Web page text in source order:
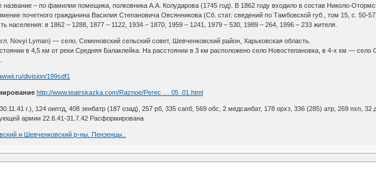
название – по фамилии помещика, полковника А.А. Колударова (1745 год). В 1862 году входило в состав Николо-
почетного гражданина Василия Степановича Овсянникова (Сб. стат. сведений по Тамбовской губ., том 15, с. 50-
населения: в 1862 – 1288, 1877 – 1122, 1934 – 1870, 1959 – 1241, 1979 – 530, 1989 – 264, 1996 – 233 жителя.
Novyi Lyman) — село, Семеновский сельский совет, Шевченковский район, Харьковская область.
в 4,5 км от реки Средняя Балаклейка. На расстоянии в 3 км расположено село Новостепановка, в 4-х км — село
division/199sdf1
http://www.teatrskazka.com/Raznoe/Perec … 05_01.html
г.), 124 оиптд, 408 зенбатр (187 озад), 257 рб, 335 сапб, 569 обс, 2 медсанбат, 178 орхз, 336 (285) атр, 269 пхп, 32
армии 22.6.41-31.7.42 Расформирована
и Шевченковский р-ны. Пензенцы..